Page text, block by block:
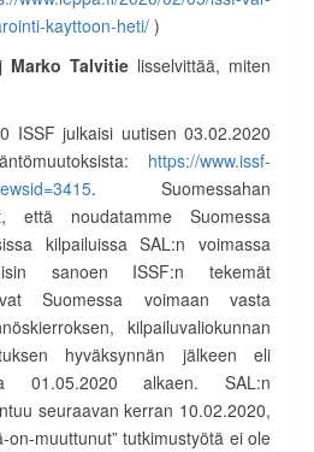
kayttoon-heti/ )
Marko Talvitie lisselvittää, miten
ISSF julkaisi uutisen 03.02.2020
https://www.issf-
. Suomessahan
että noudatamme Suomessa
kilpailuissa SAL:n voimassa
sanoen ISSF:n tekemät
Suomessa voimaan vasta
kilpailuvaliokunnan
hyväksynnän jälkeen eli
01.05.2020 alkaen. SAL:n
seuraavan kerran 10.02.2020,
on-muuttunut” tutkimustyötä ei ole